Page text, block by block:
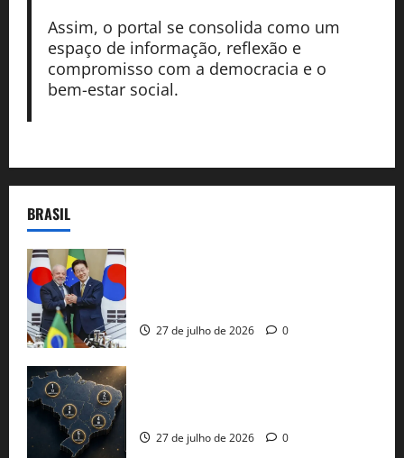
Assim, o portal se consolida como um
espaço de informação, reflexão e
compromisso com a democracia e o
bem-estar social.
BRASIL
27 de julho de 2026 0
27 de julho de 2026 0